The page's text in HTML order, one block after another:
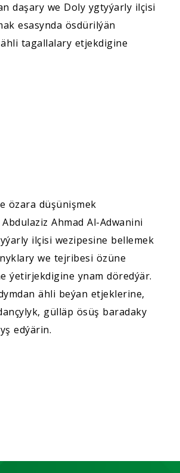
daşary we Doly ygtyýarly ilçisi
esasynda ösdürilýän
tagallalary etjekdigine
özara düşünişmek
Ahmad Al-Adwanini
ilçisi wezipesine bellemek
we tejribesi özüne
ýetirjekdigine ynam döredýär.
ähli beýan etjeklerine,
gülläp ösüş baradaky
edýärin.